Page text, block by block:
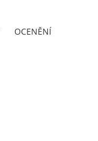
OCENĚNÍ